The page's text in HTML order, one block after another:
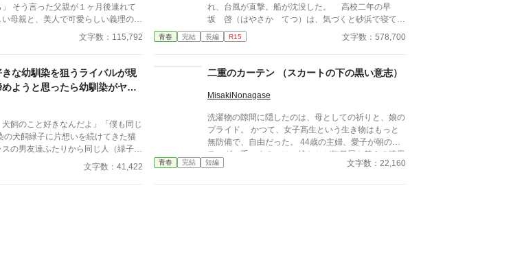
れて
い母親と、美人で可愛らしい義理の
そのはず、楓にとっての瑞樹は幼稚
文字数：115,792
れ、台風が直撃。船が沈没した。 高校二年の早
坂 啓（はやさか てつ）は、気づくと砂浜で寝てい
た。周囲を見渡すとクラスメイトで美少女の天音 愛
（あまね まな）が隣に倒れていた。 どうやら、
は『無人島』。 しばらくは島で生きていくしかな
くなった。天音と共に無人島サバイバルをしていくの
だが……クラスの女子が次々に見つかり、やがてハー
展！？
青春 完結 長編 R15 文字数：578,700
きな幼馴染を狙うライバルが現
ようと思ったら幼馴染がヤン
重感情を向けてきた。
犬飼のこと好きなんだよ」「僕も同じ
犬飼緑子に片想いを続けてきた猫
の男友達ふたりから同じ人（緑子）
ことを告白される。 紫音の背
達ふたりなりのサポートだったのだ
文字数：41,422
二重のカーテン （スカートの下の黒い意志）
MisakiNonagase
洗濯物の隙間に隠したのは、母としての祈りと、娘の
プライド。 かつて、女子高生という生き物はもっと
無防備で、自由だった。 44歳の主婦、愛子が朝のベ
ランダで手にするのは、娘たちが毎日履き替える漆黒
のオーバーパンツ、通称「黒パン」。それは、令和を
青春 完結 短編 文字数：22,160